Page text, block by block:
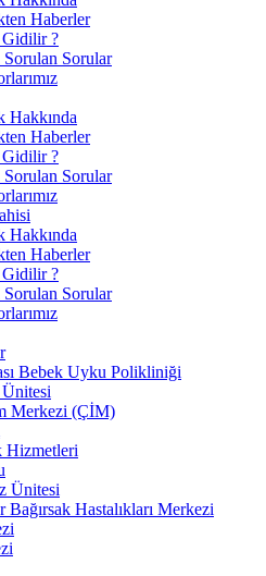
Haberler
Gidilir ?
Sorulan Sorular
Hakkında
Haberler
Gidilir ?
Sorulan Sorular
Hakkında
Haberler
Gidilir ?
Sorulan Sorular
Bebek Uyku Polikliniği
Merkezi (ÇİM)
Hizmetleri
Ünitesi
Bağırsak Hastalıkları Merkezi